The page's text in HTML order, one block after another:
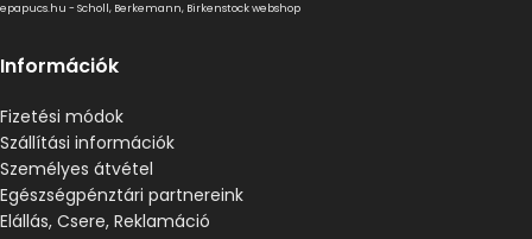
epapucs.hu - Scholl, Berkemann, Birkenstock webshop
Információk
Fizetési módok
Szállítási információk
Személyes átvétel
Egészségpénztári partnereink
Elállás, Csere, Reklamáció